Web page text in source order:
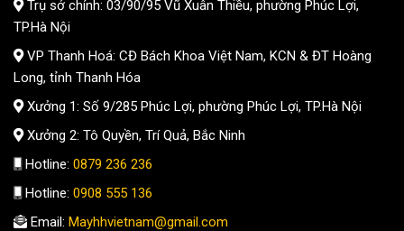
Trụ sở chính: 03/90/95 Vũ Xuân Thiều, phường Phúc Lợi,
TP.Hà Nội
VP Thanh Hoá: CĐ Bách Khoa Việt Nam, KCN & ĐT Hoàng
Long, tỉnh Thanh Hóa
Xưởng 1: Số 9/285 Phúc Lợi, phường Phúc Lợi, TP.Hà Nội
Xưởng 2: Tô Quyền, Trí Quả, Bắc Ninh
Hotline: 0879 236 236
Hotline: 0908 555 136
Email: Mayhhvietnam@gmail.com